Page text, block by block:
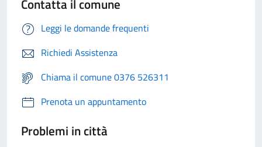
Contatta il comune
Leggi le domande frequenti
Richiedi Assistenza
Chiama il comune 0376 526311
Prenota un appuntamento
Problemi in città